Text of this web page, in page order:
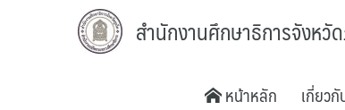
สำนักงานศึกษาธิการจังหวั
หน้าหลัก เกี่ยวกั